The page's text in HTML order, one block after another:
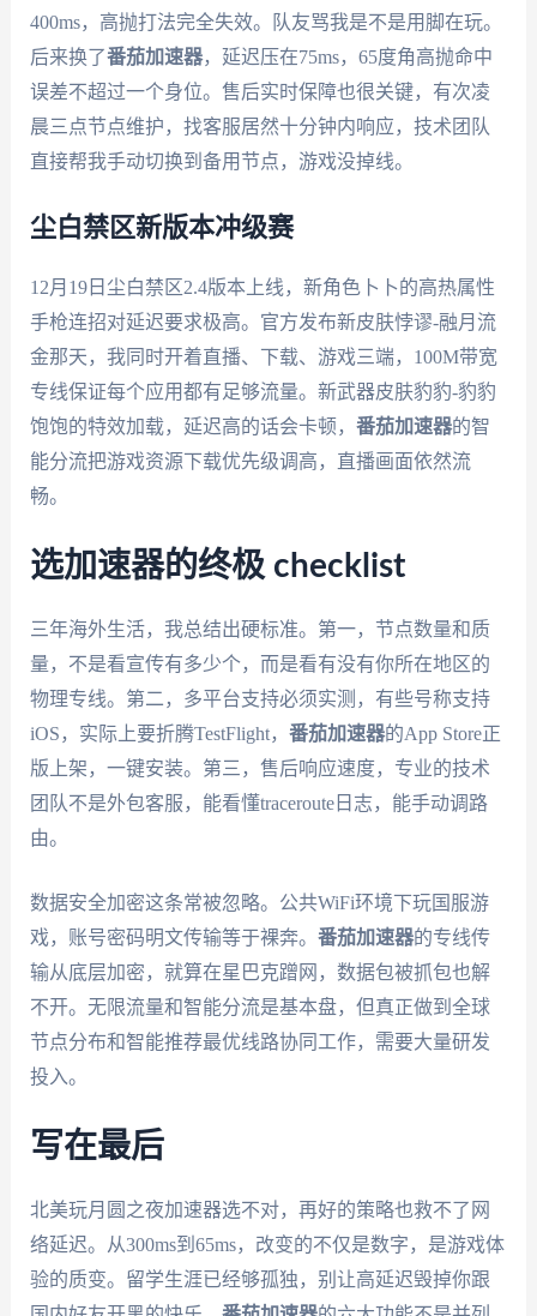
400ms，高抛打法完全失效。队友骂我是不是用脚在玩。
后来换了番茄加速器，延迟压在75ms，65度角高抛命中
误差不超过一个身位。售后实时保障也很关键，有次凌
晨三点节点维护，找客服居然十分钟内响应，技术团队
直接帮我手动切换到备用节点，游戏没掉线。
尘白禁区新版本冲级赛
12月19日尘白禁区2.4版本上线，新角色卜卜的高热属性
手枪连招对延迟要求极高。官方发布新皮肤悖谬-融月流
金那天，我同时开着直播、下载、游戏三端，100M带宽
专线保证每个应用都有足够流量。新武器皮肤豹豹-豹豹
饱饱的特效加载，延迟高的话会卡顿， 番茄加速器的智
能分流把游戏资源下载优先级调高，直播画面依然流
畅。
选加速器的终极 checklist
三年海外生活，我总结出硬标准。第一，节点数量和质
量，不是看宣传有多少个，而是看有没有你所在地区的
物理专线。第二，多平台支持必须实测，有些号称支持
iOS，实际上要折腾TestFlight， 番茄加速器的App Store正
版上架，一键安装。第三，售后响应速度，专业的技术
团队不是外包客服，能看懂traceroute日志，能手动调路
由。
数据安全加密这条常被忽略。公共WiFi环境下玩国服游
戏，账号密码明文传输等于裸奔。 番茄加速器的专线传
输从底层加密，就算在星巴克蹭网，数据包被抓包也解
不开。无限流量和智能分流是基本盘，但真正做到全球
节点分布和智能推荐最优线路协同工作，需要大量研发
投入。
写在最后
北美玩月圆之夜加速器选不对，再好的策略也救不了网
络延迟。从300ms到65ms，改变的不仅是数字，是游戏体
验的质变。留学生涯已经够孤独，别让高延迟毁掉你跟